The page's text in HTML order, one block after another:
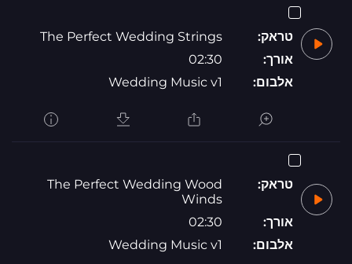
טראק:
The Perfect Wedding Strings
אורך:
02:30
אלבום:
Wedding Music v1
טראק:
The Perfect Wedding Wood
Winds
אורך:
02:30
אלבום:
Wedding Music v1